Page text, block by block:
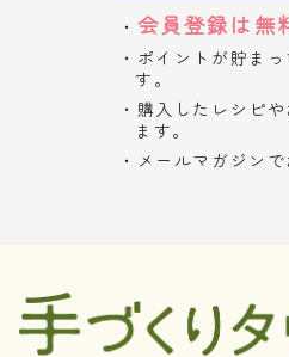
会員登録は無
ポイントが貯ま
す。
購入したレシピ
ます。
メールマガジン